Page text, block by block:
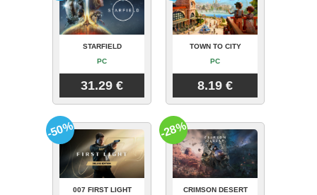
STARFIELD
PC
31.29 €
TOWN TO CITY
PC
8.19 €
007 FIRST LIGHT
-50%
CRIMSON DESERT
-28%